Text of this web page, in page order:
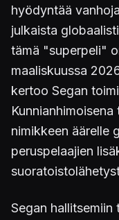
hyödyntää
julkaista
tämä "superpeli"
maaliskuussa
kertoo Segan
nimikkeen äärelle
peruspelaajien
Segan